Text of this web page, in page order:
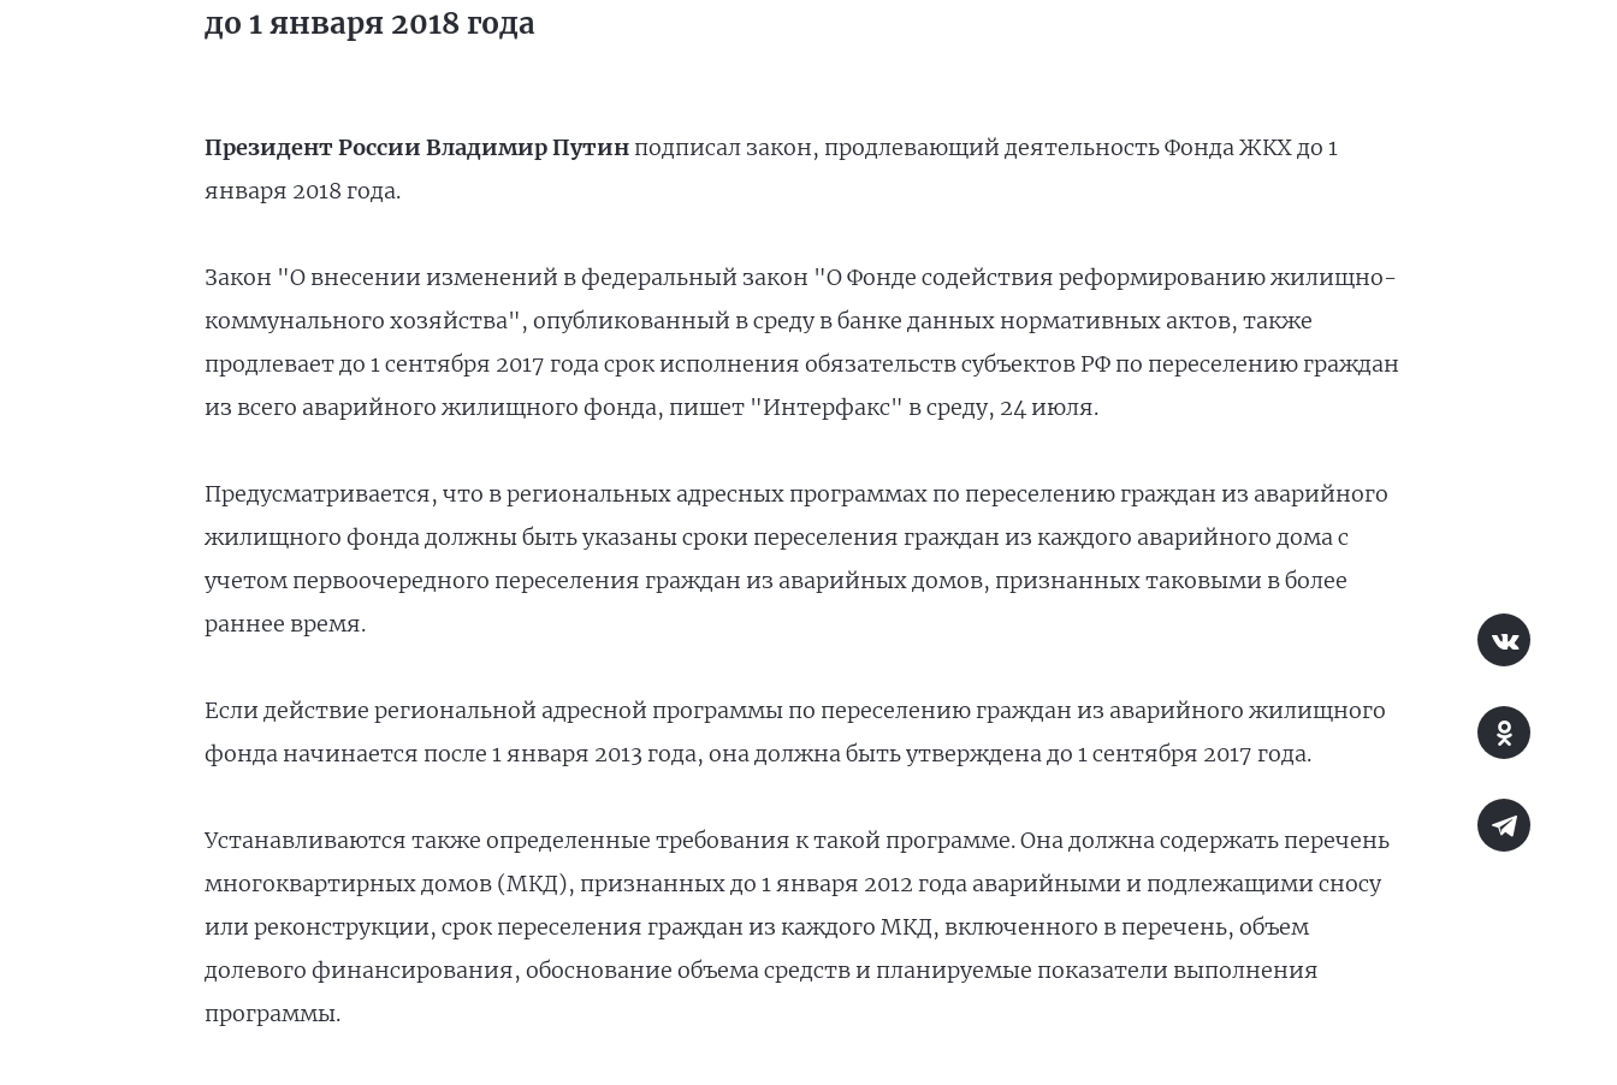
до 1 января 2018 года
Президент России Владимир Путинподписал закон, продлевающий деятельность Фонда ЖКХ до 1
января 2018 года.
Закон "О внесении изменений в федеральный закон "О Фонде содействия реформированию жилищно-
коммунального хозяйства", опубликованный в среду в банке данных нормативных актов, также
продлевает до 1 сентября 2017 года срок исполнения обязательств субъектов РФ по переселению граждан
из всего аварийного жилищного фонда, пишет "Интерфакс" в среду, 24 июля.
Предусматривается, что в региональных адресных программах по переселению граждан из аварийного
жилищного фонда должны быть указаны сроки переселения граждан из каждого аварийного дома с
учетом первоочередного переселения граждан из аварийных домов, признанных таковыми в более
раннее время.
Если действие региональной адресной программы по переселению граждан из аварийного жилищного
фонда начинается после 1 января 2013 года, она должна быть утверждена до 1 сентября 2017 года.
Устанавливаются также определенные требования к такой программе. Она должна содержать перечень
многоквартирных домов (МКД), признанных до 1 января 2012 года аварийными и подлежащими сносу
или реконструкции, срок переселения граждан из каждого МКД, включенного в перечень, объем
долевого финансирования, обоснование объема средств и планируемые показатели выполнения
программы.